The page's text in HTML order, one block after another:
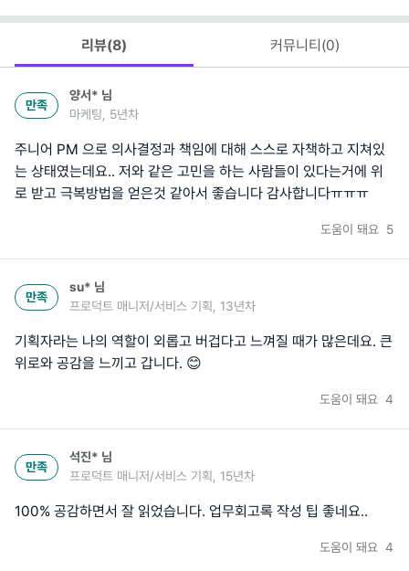
리뷰(8) 커뮤니티(0)
만족
양서* 님
마케팅, 5년차
주니어 PM 으로 의사결정과 책임에 대해 스스로 자책하고 지쳐있
는 상태였는데요.. 저와 같은 고민을 하는 사람들이 있다는거에 위
로 받고 극복방법을 얻은것 같아서 좋습니다 감사합니다ㅠㅠㅠ
도움이 돼요 5
만족
su* 님
프로덕트 매니저/서비스 기획, 13년차
기획자라는 나의 역할이 외롭고 버겁다고 느껴질 때가 많은데요. 큰
위로와 공감을 느끼고 갑니다. 😊
도움이 돼요 4
만족
석진* 님
프로덕트 매니저/서비스 기획, 15년차
100% 공감하면서 잘 읽었습니다. 업무회고록 작성 팁 좋네요..
도움이 돼요 4